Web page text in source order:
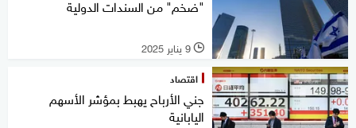
"ضخم" من السندات الدولية
l 9 يناير 2025
اقتصاد
جني الأرباح يهبط بمؤشر الأسهم
اليابانية